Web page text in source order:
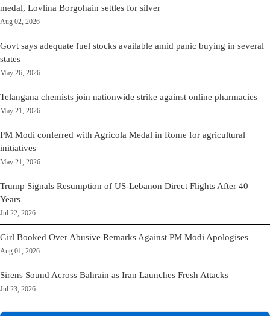
medal, Lovlina Borgohain settles for silver
Aug 02, 2026
Govt says adequate fuel stocks available amid panic buying in several
states
May 26, 2026
Telangana chemists join nationwide strike against online pharmacies
May 21, 2026
PM Modi conferred with Agricola Medal in Rome for agricultural
initiatives
May 21, 2026
Trump Signals Resumption of US-Lebanon Direct Flights After 40
Years
Jul 22, 2026
Girl Booked Over Abusive Remarks Against PM Modi Apologises
Aug 01, 2026
Sirens Sound Across Bahrain as Iran Launches Fresh Attacks
Jul 23, 2026